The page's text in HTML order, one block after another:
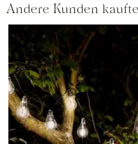
Andere Kunden